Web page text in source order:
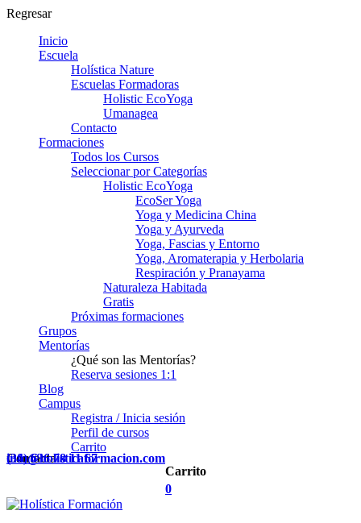
Regresar
Inicio
Escuela
Holística Nature
Escuelas Formadoras
Holistic EcoYoga
Umanagea
Contacto
Formaciones
Todos los Cursos
Seleccionar por Categorías
Holistic EcoYoga
EcoSer Yoga
Yoga y Medicina China
Yoga y Ayurveda
Yoga, Fascias y Entorno
Yoga, Aromaterapia y Herbolaria
Respiración y Pranayama
Naturaleza Habitada
Gratis
Próximas formaciones
Grupos
Mentorías
¿Qué son las Mentorías?
Reserva sesiones 1:1
Blog
Campus
Registra / Inicia sesión
Perfil de cursos
Carrito
Contacta
(34) 636 78 11 67
info@holisticaformacion.com
Carrito
0